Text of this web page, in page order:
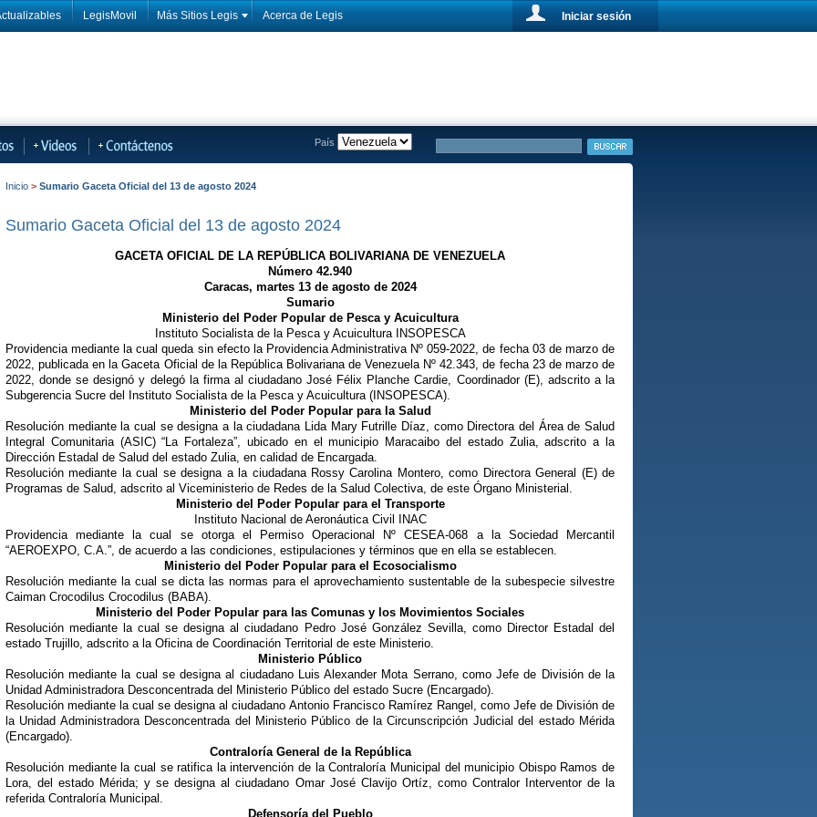
LegisMovil Más Sitios Legis Acerca de Legis Iniciar sesión
País
Inicio > Sumario Gaceta Oficial del 13 de agosto 2024
Sumario Gaceta Oficial del 13 de agosto 2024
GACETA OFICIAL DE LA REPÚBLICA BOLIVARIANA DE VENEZUELA
Número 42.940
Caracas, martes 13 de agosto de 2024
Sumario
Ministerio del Poder Popular de Pesca y Acuicultura
Instituto Socialista de la Pesca y Acuicultura INSOPESCA
Providencia mediante la cual queda sin efecto la Providencia Administrativa Nº 059-2022, de fecha 03 de marzo de
2022, publicada en la Gaceta Oficial de la República Bolivariana de Venezuela Nº 42.343, de fecha 23 de marzo de
2022, donde se designó y delegó la firma al ciudadano José Félix Planche Cardie, Coordinador (E), adscrito a la
Subgerencia Sucre del Instituto Socialista de la Pesca y Acuicultura (INSOPESCA).
Ministerio del Poder Popular para la Salud
Resolución mediante la cual se designa a la ciudadana Lida Mary Futrille Díaz, como Directora del Área de Salud
Integral Comunitaria (ASIC) “La Fortaleza”, ubicado en el municipio Maracaibo del estado Zulia, adscrito a la
Dirección Estadal de Salud del estado Zulia, en calidad de Encargada.
Resolución mediante la cual se designa a la ciudadana Rossy Carolina Montero, como Directora General (E) de
Programas de Salud, adscrito al Viceministerio de Redes de la Salud Colectiva, de este Órgano Ministerial.
Ministerio del Poder Popular para el Transporte
Instituto Nacional de Aeronáutica Civil INAC
Providencia mediante la cual se otorga el Permiso Operacional Nº CESEA-068 a la Sociedad Mercantil
“AEROEXPO, C.A.”, de acuerdo a las condiciones, estipulaciones y términos que en ella se establecen.
Ministerio del Poder Popular para el Ecosocialismo
Resolución mediante la cual se dicta las normas para el aprovechamiento sustentable de la subespecie silvestre
Caiman Crocodilus Crocodilus (BABA).
Ministerio del Poder Popular para las Comunas y los Movimientos Sociales
Resolución mediante la cual se designa al ciudadano Pedro José González Sevilla, como Director Estadal del
estado Trujillo, adscrito a la Oficina de Coordinación Territorial de este Ministerio.
Ministerio Público
Resolución mediante la cual se designa al ciudadano Luis Alexander Mota Serrano, como Jefe de División de la
Unidad Administradora Desconcentrada del Ministerio Público del estado Sucre (Encargado).
Resolución mediante la cual se designa al ciudadano Antonio Francisco Ramírez Rangel, como Jefe de División de
la Unidad Administradora Desconcentrada del Ministerio Público de la Circunscripción Judicial del estado Mérida
(Encargado).
Contraloría General de la República
Resolución mediante la cual se ratifica la intervención de la Contraloría Municipal del municipio Obispo Ramos de
Lora, del estado Mérida; y se designa al ciudadano Omar José Clavijo Ortíz, como Contralor Interventor de la
referida Contraloría Municipal.
Defensoría del Pueblo